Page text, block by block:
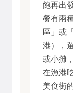
飽再出
餐有兩
區」或
港），
或小攤
在漁港
美食街